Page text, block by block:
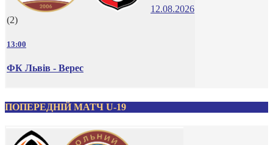
12.08.2026
(2)
13:00
ФК Львів - Верес
ПОПЕРЕДНІЙ МАТЧ U-19